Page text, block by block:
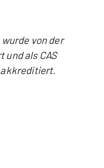
von der
und als CAS
akkreditiert.